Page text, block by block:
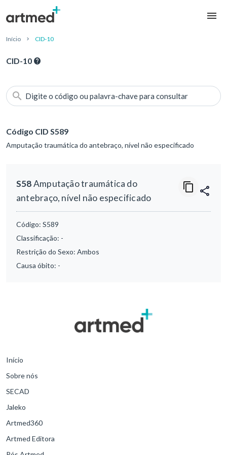
Início CID-10
CID-10
Digite o código ou palavra-chave para consultar
Código CID S589
Amputação traumática do antebraço, nível não especificado
S58Amputação traumática do
antebraço, nível não especificado
Código: S589
Classificação: -
Restrição do Sexo: Ambos
Causa óbito: -
Início
Sobre nós
SECAD
Jaleko
Artmed360
Artmed Editora